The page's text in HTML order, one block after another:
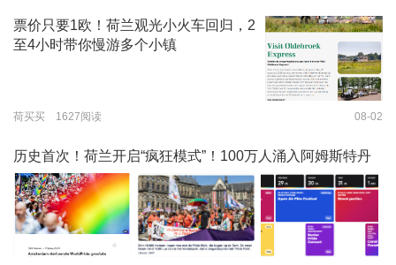
票价只要1欧！荷兰观光小火车回归，2
至4小时带你慢游多个小镇
荷买买 1627阅读 08-02
历史首次！荷兰开启“疯狂模式”！100万人涌入阿姆斯特丹